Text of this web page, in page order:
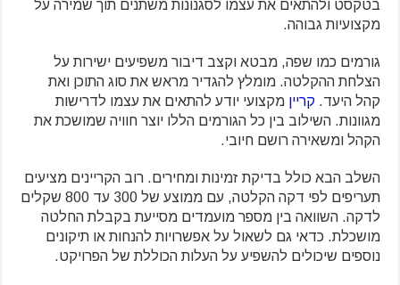
בטקסט ולהתאים את עצמו לסגנונות משתנים תוך שמירה על
מקצועיות גבוהה.
גורמים כמו שפה, מבטא וקצב דיבור משפיעים ישירות על
הצלחת ההקלטה. מומלץ להגדיר מראש את סוג התוכן ואת
קהל היעד. קריין מקצועי יודע להתאים את עצמו לדרישות
מגוונות. השילוב בין כל הגורמים הללו יוצר חוויה שמושכת את
הקהל ומשאירה רושם חיובי.
השלב הבא כולל בדיקת זמינות ומחירים. רוב הקריינים מציעים
תעריפים לפי דקה הקלטה, עם ממוצע של 300 עד 800 שקלים
לדקה. השוואה בין מספר מועמדים מסייעת בקבלת החלטה
מושכלת. כדאי גם לשאול על אפשרויות להנחות או תיקונים
נוספים שיכולים להשפיע על העלות הכוללת של הפרויקט.